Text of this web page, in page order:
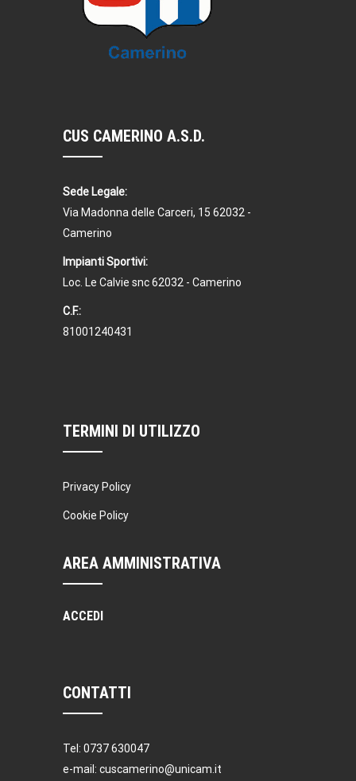
CUS CAMERINO A.S.D.
Sede Legale:
Via Madonna delle Carceri, 15 62032 -
Camerino
Impianti Sportivi:
Loc. Le Calvie snc 62032 - Camerino
C.F.:
81001240431
TERMINI DI UTILIZZO
Privacy Policy
Cookie Policy
AREA AMMINISTRATIVA
ACCEDI
CONTATTI
Tel: 0737 630047
e-mail: cuscamerino@unicam.it